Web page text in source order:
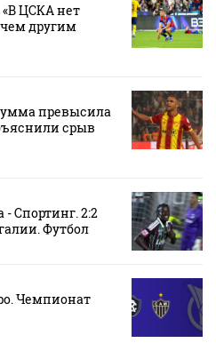
«В ЦСКА нет
другим
превысила
срыв
Спортинг. 2:2
Футбол
Чемпионат